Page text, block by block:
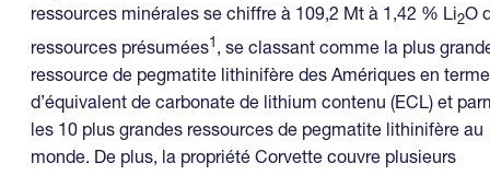
ressources minérales se chiffre à 109,2 Mt à 1,42 % Li2O
ressources présumées1, se classant comme la plus
ressource de pegmatite lithinifère des Amériques en
d’équivalent de carbonate de lithium contenu (ECL) et
les 10 plus grandes ressources de pegmatite lithinifère au
monde. De plus, la propriété Corvette couvre plusieurs